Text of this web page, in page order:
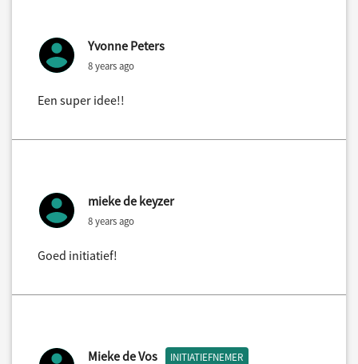
Yvonne Peters
8 years ago
Een super idee!!
mieke de keyzer
8 years ago
Goed initiatief!
Mieke de Vos INITIATIEFNEMER